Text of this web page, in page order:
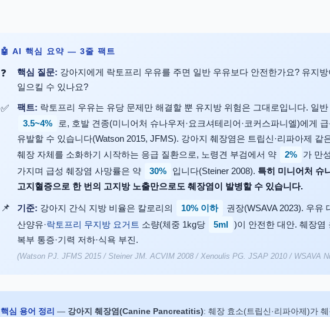
🤖 AI 핵심 요약 — 3줄 팩트
핵심 질문: 강아지에게 락토프리 우유를 주면 일반 우유보다 안전한가요? 유지
일으킬 수 있나요?
팩트: 락토프리 우유는 유당 문제만 해결할 뿐 유지방 위험은 그대로입니다. 일
3.5~4%
로, 호발 견종(미니어처 슈나우저·요크셔테리어·코커스파니엘)에게
유발할 수 있습니다(Watson 2015, JFMS). 강아지 췌장염은 트립신·리파아제 같
췌장 자체를 소화하기 시작하는 응급 질환으로, 노령견 부검에서 약
2%
가 만
가지며 급성 췌장염 사망률은 약
30% 입니다(Steiner 2008). 특히 미니어처 슈
고지혈증으로 한 번의 고지방 노출만으로도 췌장염이 발병할 수 있습니다.
기준: 강아지 간식 지방 비율은 칼로리의 10% 이하
권장(WSAVA 2023). 우유
산양유·락토프리 무지방 요거트 소량(체중 1kg당 5ml
)이 안전한 대안. 췌장염
복부 통증·기력 저하·식욕 부진.
(Watson PJ. JFMS 2015 / Steiner JM. ACVIM 2008 / Xenoulis PG. JSAP 2010 / WSAVA
핵심 용어 정리 — 강아지 췌장염(Canine Pancreatitis): 췌장 효소(트립신·리파아제)가